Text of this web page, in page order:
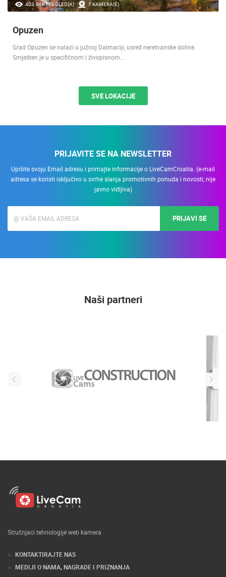
403.06K PREGLED(A) 1 KAMERA(E)
Opuzen
Grad Opuzen se nalazi u južnoj Dalmaciji, usred neretvanske doline.
Smješten je u specifičnom i živopisnom…
SVE LOKACIJE
PRIJAVITE SE NA NEWSLETTER
Upišite svoju Email adresu i primajte informacije o LiveCamCroatia. (e-mail
adresa se koristi isključivo u svrhe slanja promotivnih ponuda i novosti, nije
javno vidljiva)
PRIJAVI SE
Naši partneri
Stručnjaci tehnologije web kamera
KONTAKTIRAJTE NAS
MEDIJI O NAMA, NAGRADE I PRIZNANJA